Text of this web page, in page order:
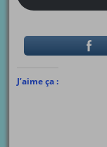
J’aime ça :